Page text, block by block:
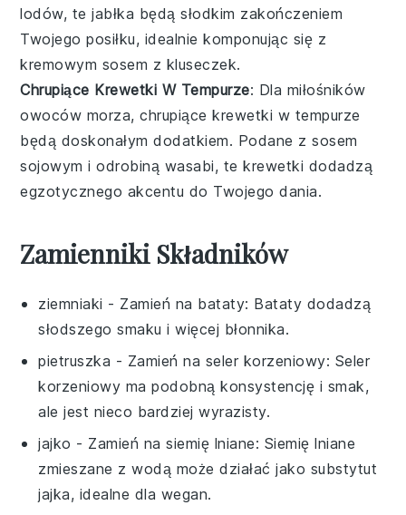
lodów, te jabłka będą słodkim zakończeniem
Twojego posiłku, idealnie komponując się z
kremowym sosem z kluseczek.
Chrupiące Krewetki W Tempurze: Dla miłośników
owoców morza, chrupiącekrewetki w tempurze
będą doskonałym dodatkiem. Podane z sosem
sojowym i odrobiną wasabi, te krewetki dodadzą
egzotycznego akcentu do Twojego dania.
Zamienniki Składników
ziemniaki - Zamień na bataty: Bataty dodadzą
słodszego smaku i więcej błonnika.
pietruszka - Zamień na seler korzeniowy: Seler
korzeniowy ma podobną konsystencję i smak,
ale jest nieco bardziej wyrazisty.
jajko - Zamień nasiemię lniane: Siemię lniane
zmieszane z wodą może działać jako substytut
jajka, idealne dla wegan.